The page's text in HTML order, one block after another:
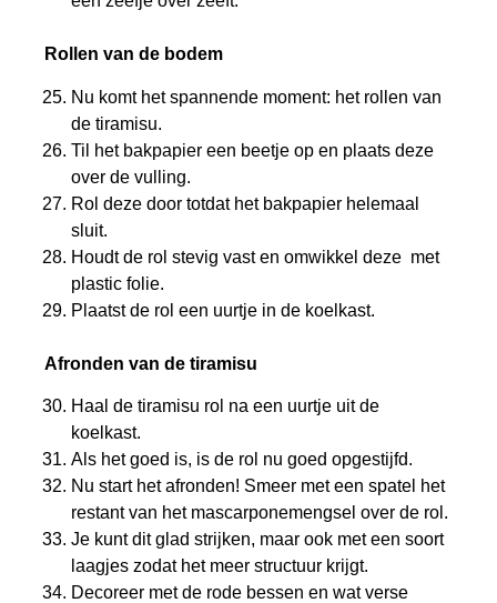
Rollen van de bodem
Nu komt het spannende moment: het rollen van
de tiramisu.
Til het bakpapier een beetje op en plaats deze
over de vulling.
Rol deze door totdat het bakpapier helemaal
sluit.
Houdt de rol stevig vast en omwikkel deze met
plastic folie.
Plaatst de rol een uurtje in de koelkast.
Afronden van de tiramisu
Haal de tiramisu rol na een uurtje uit de
koelkast.
Als het goed is, is de rol nu goed opgestijfd.
Nu start het afronden! Smeer met een spatel het
restant van het mascarponemengsel over de rol.
Je kunt dit glad strijken, maar ook met een soort
laagjes zodat het meer structuur krijgt.
Decoreer met de rode bessen en wat verse